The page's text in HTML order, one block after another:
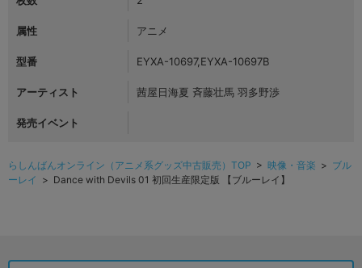
属性 アニメ
型番 EYXA-10697,EYXA-10697B
アーティスト 茜屋日海夏 斉藤壮馬 羽多野渉
発売イベント
らしんばんオンライン（アニメ系グッズ中古販売）TOP > 映像・音楽 > ブル
ーレイ > Dance with Devils 01 初回生産限定版 【ブルーレイ】